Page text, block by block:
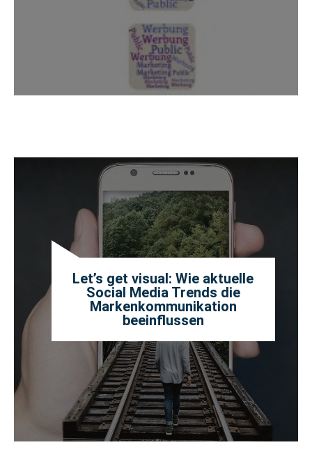
Let’s get visual: Wie aktuelle
Social Media Trends die
Markenkommunikation
beeinflussen